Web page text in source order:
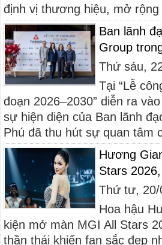
định vị thương hiệu, mở
Ban lãnh
Group
Thứ sáu,
Tại “Lễ
đoạn 2026–2030” diễn ra
sự hiện diện của Ban lãnh
Phú đã thu hút sự quan tâm
Hương
Stars
Thứ tư, 20/
Hoa hậu
kiện mở màn MGI All Stars
thần thái khiến fan sắc đẹp